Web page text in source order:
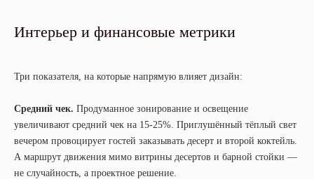
Интерьер и финансовые метрики
Три показателя, на которые напрямую влияет дизайн:
Средний чек. Продуманное зонирование и освещение
увеличивают средний чек на 15-25%. Приглушённый тёплый свет
вечером провоцирует гостей заказывать десерт и второй коктейль.
А маршрут движения мимо витрины десертов и барной стойки —
не случайность, а проектное решение.